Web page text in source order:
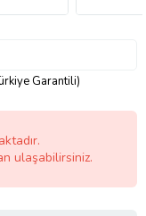
Garantili)
ulaşabilirsiniz.